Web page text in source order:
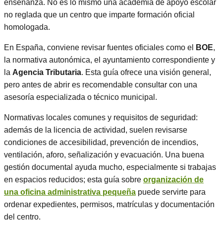
enseñanza. No es lo mismo una academia de apoyo escolar
no reglada que un centro que imparte formación oficial
homologada.
En España, conviene revisar fuentes oficiales como el BOE,
la normativa autonómica, el ayuntamiento correspondiente y
la Agencia Tributaria. Esta guía ofrece una visión general,
pero antes de abrir es recomendable consultar con una
asesoría especializada o técnico municipal.
Normativas locales comunes y requisitos de seguridad:
además de la licencia de actividad, suelen revisarse
condiciones de accesibilidad, prevención de incendios,
ventilación, aforo, señalización y evacuación. Una buena
gestión documental ayuda mucho, especialmente si trabajas
en espacios reducidos; esta guía sobre organización de
una oficina administrativa pequeña puede servirte para
ordenar expedientes, permisos, matrículas y documentación
del centro.